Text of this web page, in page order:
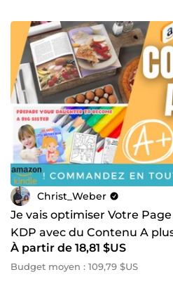
Christ_Weber
Je vais optimiser Votre
KDP avec du Contenu A
À partir de 18,81 $US
Budget moyen : 109,79 $US